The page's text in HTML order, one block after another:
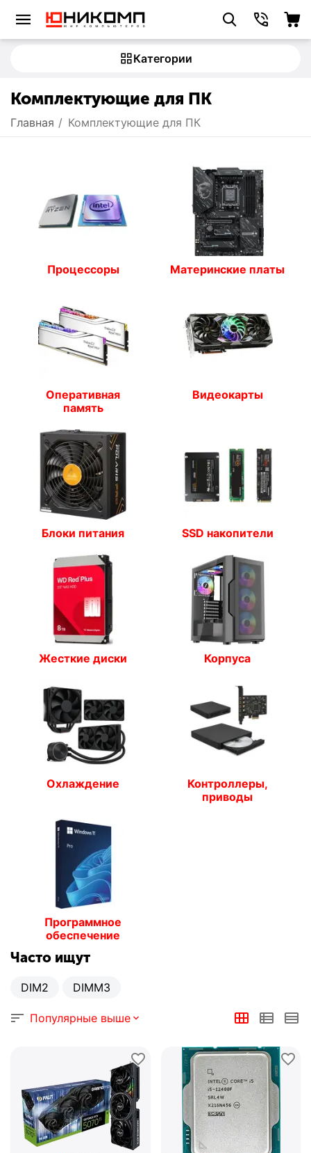
Категории
Комплектующие для ПК
Главная / Комплектующие для ПК
Процессоры Материнские платы
Оперативная
память
Видеокарты
Блоки питания SSD накопители
Жесткие диски Корпуса
Охлаждение
Контроллеры,
приводы
Программное
обеспечение
Часто ищут
DIM2 DIMM3
Популярные выше